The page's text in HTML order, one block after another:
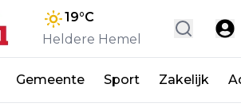
19°C
Heldere Hemel
Gemeente Sport Zakelijk